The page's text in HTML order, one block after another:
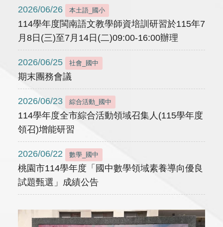
2026/06/26 本土語_國小
114學年度閩南語文教學師資培訓研習於115年7
月8日(三)至7月14日(二)09:00-16:00辦理
2026/06/25 社會_國中
期末團務會議
2026/06/23 綜合活動_國中
114學年度全市綜合活動領域召集人(115學年度
領召)增能研習
2026/06/22 數學_國中
桃園市114學年度「國中數學領域素養導向優良
試題甄選」成績公告